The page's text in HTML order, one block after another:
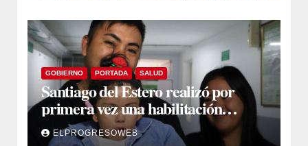
GOBIERNO PORTADA SALUD
Santiago del Estero realizó por
primera vez una habilitación
auditiva con vincha de conducción
ELPROGRESOWEB